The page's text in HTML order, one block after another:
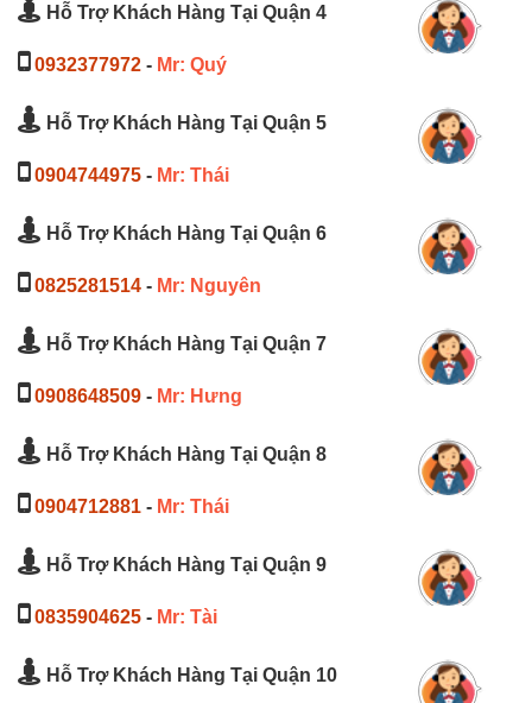
Hỗ Trợ Khách Hàng Tại Quận 4
0932377972 - Mr: Quý
Hỗ Trợ Khách Hàng Tại Quận 5
0904744975 - Mr: Thái
Hỗ Trợ Khách Hàng Tại Quận 6
0825281514 - Mr: Nguyên
Hỗ Trợ Khách Hàng Tại Quận 7
0908648509 - Mr: Hưng
Hỗ Trợ Khách Hàng Tại Quận 8
0904712881 - Mr: Thái
Hỗ Trợ Khách Hàng Tại Quận 9
0835904625 - Mr: Tài
Hỗ Trợ Khách Hàng Tại Quận 10